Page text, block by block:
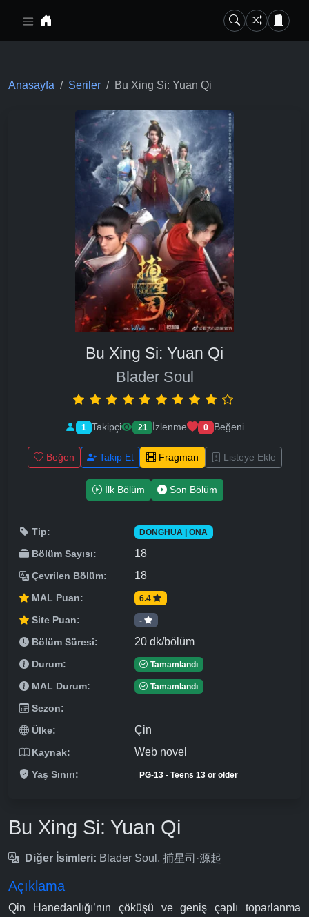
Anasayfa Seriler Bu Xing Si: Yuan Qi
Bu Xing Si: Yuan Qi
Blader Soul
1 Takipçi 21 İzlenme 0 Beğeni
Beğen Takip Et Fragman Listeye Ekle
İlk Bölüm Son Bölüm
Tip: DONGHUA | ONA
Bölüm Sayısı: 18
Çevrilen Bölüm: 18
MAL Puan: 6.4
Site Puan: -
Bölüm Süresi: 20 dk/bölüm
Durum: Tamamlandı
MAL Durum: Tamamlandı
Sezon:
Ülke:
Çin
Kaynak: Web novel
Yaş Sınırı: PG-13 - Teens 13 or older
Bu Xing Si: Yuan Qi
Diğer İsimleri: Blader Soul, 捕星司·源起
Açıklama
Qin Hanedanlığı’nın çöküşü ve geniş çaplı toparlanma